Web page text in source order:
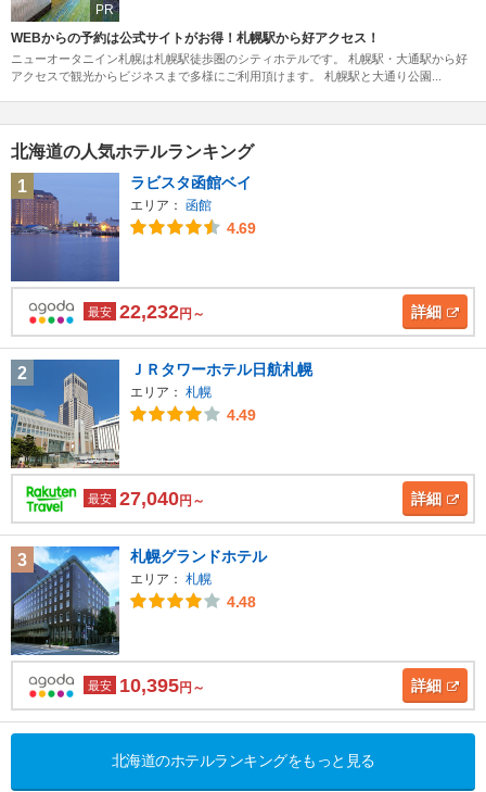
PR
WEBからの予約は公式サイトがお得！札幌駅から好アクセス！
ニューオータニイン札幌は札幌駅徒歩圏のシティホテルです。 札幌駅・大通駅から好
アクセスで観光からビジネスまで多様にご利用頂けます。 札幌駅と大通り公園...
北海道の人気ホテルランキング
1
ラビスタ函館ベイ
エリア： 函館
4.69
最安 22,232円～ 詳細
2 ＪＲタワーホテル日航札幌
エリア： 札幌
4.49
最安 27,040円～ 詳細
3 札幌グランドホテル
エリア： 札幌
4.48
最安 10,395円～ 詳細
北海道のホテルランキングをもっと見る